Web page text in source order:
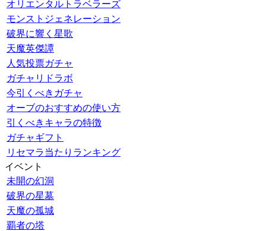
オリエンタルトラベラーズ
モンストジェネレーション
破界に響く星歌
天魔英傑譚
人気投票ガチャ
ガチャリドラボ
今引くべきガチャ
オーブのおすすめの使い方
引くべきキャラの特徴
ガチャギフト
リセマラ当たりランキング
イベント
未開の幻洞
破界の星墓
天魔の孤城
覇者の塔